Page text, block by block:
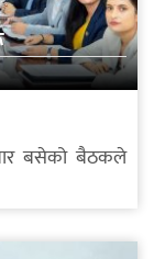
बसेको बैठकले